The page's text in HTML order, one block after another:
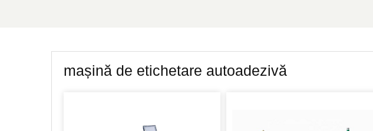
mașină de etichetare autoadezivă